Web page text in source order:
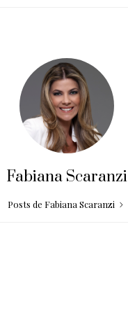
Fabiana Scaranzi
Posts de Fabiana Scaranzi